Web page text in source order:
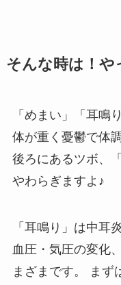
そんな時は！や
「めまい」「耳鳴
体が重く憂鬱で体
後ろにあるツボ、
やわらぎますよ♪
「耳鳴り」は中耳
血圧・気圧の変化
まざまです。 まず